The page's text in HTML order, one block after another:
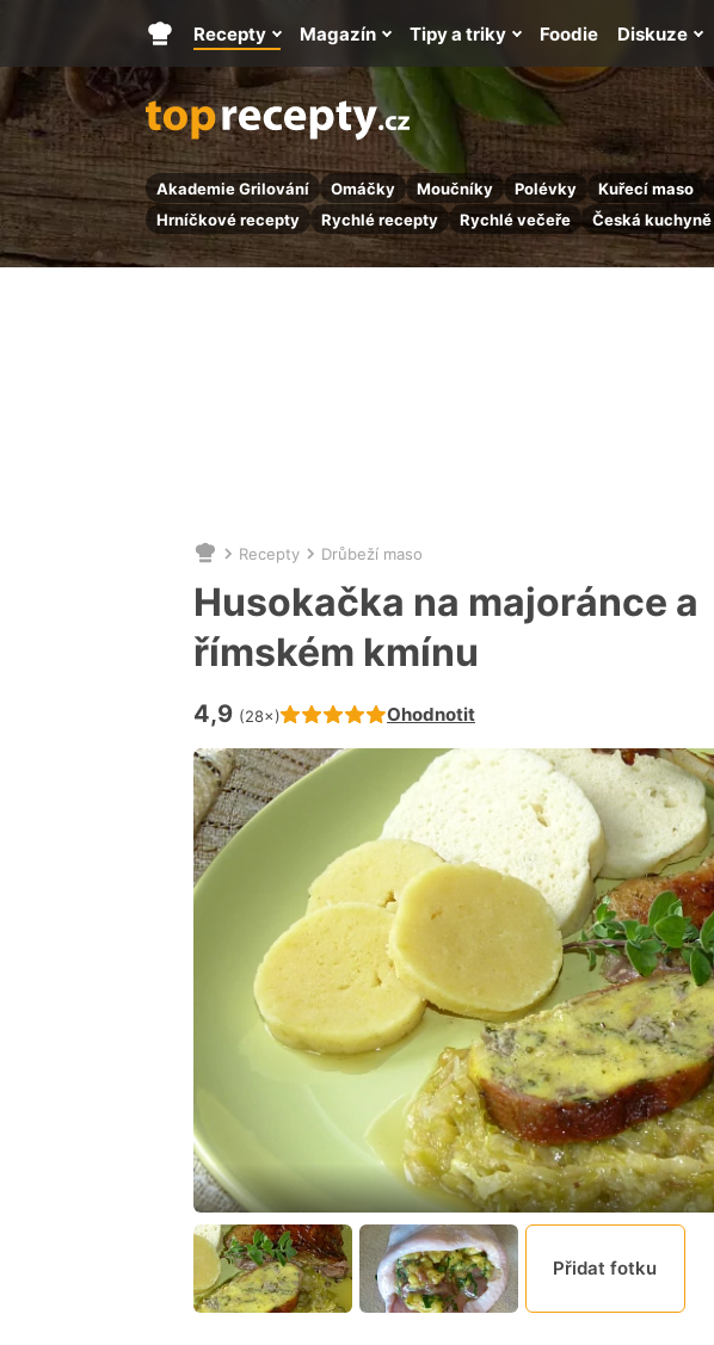
Akademie Grilování Omáčky Moučníky Polévky Kuřecí maso
Hrníčkové recepty
Rychlé recepty Rychlé večeře Česká kuchyně
Hlavní
stránka
Recepty Magazín Tipy a triky Foodie Diskuze
Nacházíte
se
zde:
Recepty Drůbeží maso
Husokačka na majoránce a
římském kmínu
Hodnocení receptu je
4,9 (28×) Ohodnotit
Přidat fotku